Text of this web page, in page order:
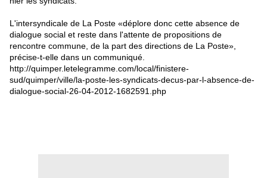
L'intersyndicale de La Poste «déplore donc cette absence de
dialogue social et reste dans l'attente de propositions de
rencontre commune, de la part des directions de La Poste»,
précise-t-elle dans un communiqué.
http://quimper.letelegramme.com/local/finistere-
sud/quimper/ville/la-poste-les-syndicats-decus-par-l-absence-de-
dialogue-social-26-04-2012-1682591.php